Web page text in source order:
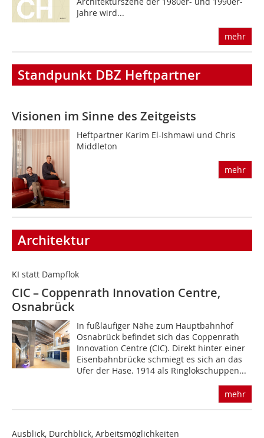
Jahre wird...
mehr
Standpunkt DBZ Heftpartner
Visionen im Sinne des Zeitgeists
Heftpartner Karim El-Ishmawi und Chris
Middleton
mehr
Architektur
KI statt Dampflok
CIC – Coppenrath Innovation Centre,
Osnabrück
In fußläufiger Nähe zum Hauptbahnhof
Osnabrück befindet sich das Coppenrath
Innovation Centre (CIC). Direkt hinter einer
Eisenbahnbrücke schmiegt es sich an das
Ufer der Hase. 1914 als Ringlokschuppen...
mehr
Ausblick, Durchblick, Arbeitsmöglichkeiten